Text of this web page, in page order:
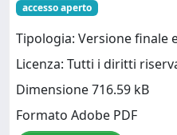
accesso aperto
Tipologia: Versione finale
Licenza: Tutti i diritti
Dimensione 716.59 kB
Formato Adobe PDF